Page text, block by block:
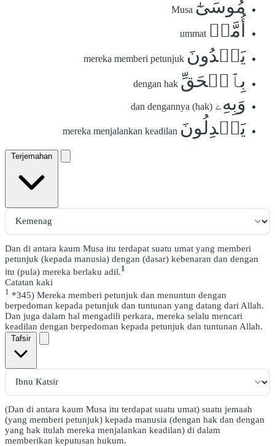
مُوسَىٰٓ Musa
أُمَّةٞ ummat
يَهۡدُونَ mereka memberi petunjuk
بِٱلۡحَقِّ dengan hak
وَبِهِۦ dan dengannya (hak)
يَعۡدِلُونَ mereka menjalankan keadilan
Terjemahan
Dan di antara kaum Musa itu terdapat suatu umat yang memberi
petunjuk (kepada manusia) dengan (dasar) kebenaran dan dengan
itu (pula) mereka berlaku adil.1
Catatan kaki
1 *345) Mereka memberi petunjuk dan menuntun dengan
berpedoman kepada petunjuk dan tuntunan yang datang dari Allah.
Dan juga dalam hal mengadili perkara, mereka selalu mencari
keadilan dengan berpedoman kepada petunjuk dan tuntunan Allah.
Tafsir
(Dan di antara kaum Musa itu terdapat suatu umat) suatu jemaah
(yang memberi petunjuk) kepada manusia (dengan hak dan dengan
yang hak itulah mereka menjalankan keadilan) di dalam
memberikan keputusan hukum.